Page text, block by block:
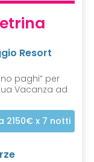
Resort
paghi” per
Vacanza ad
2150€ x 7 notti